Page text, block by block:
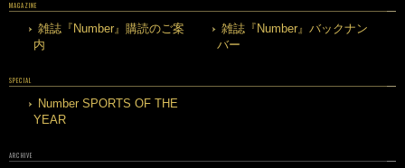
MAGAZINE
雑誌『Number』購読のご案
内
雑誌『Number』バックナン
バー
SPECIAL
Number SPORTS OF THE
YEAR
ARCHIVE